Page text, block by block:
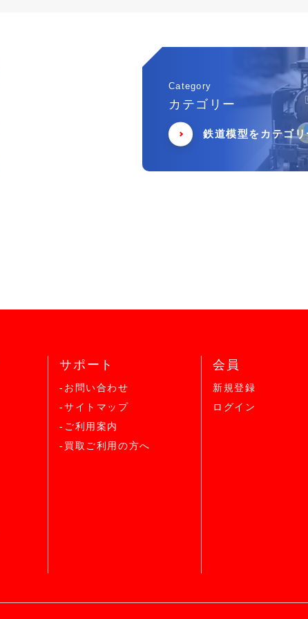
Category
カテゴリー
鉄道模型をカテゴ
サポート
-お問い合わせ
-サイトマップ
-ご利用案内
-買取ご利用の方へ
会員
新規登録
ログイン